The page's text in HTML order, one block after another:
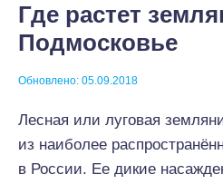
Где растет
Подмосковье
Обновлено: 05.09.2018
Лесная или луговая
из наиболее
в России. Ее дикие